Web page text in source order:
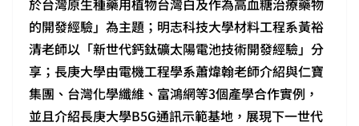
於台灣原生種藥用植物台灣白及作為高血糖治療藥物
的開發經驗」為主題；明志科技大學材料工程系黃裕
清老師以「新世代鈣鈦礦太陽電池技術開發經驗」分
享；長庚大學由電機工程學系蕭煒翰老師介紹與仁寶
集團、台灣化學纖維、富鴻網等3個產學合作實例，
並且介紹長庚大學B5G通訊示範基地，展現下一世代